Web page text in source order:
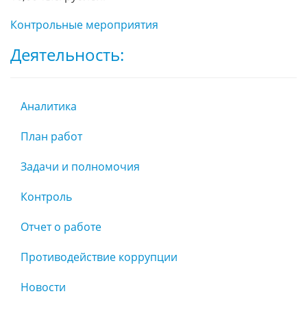
Контрольные мероприятия
Деятельность:
Аналитика
План работ
Задачи и полномочия
Контроль
Отчет о работе
Противодействие коррупции
Новости